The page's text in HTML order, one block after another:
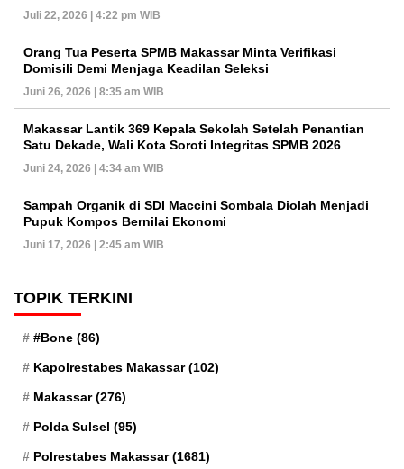
Juli 22, 2026 | 4:22 pm WIB
Orang Tua Peserta SPMB Makassar Minta Verifikasi
Domisili Demi Menjaga Keadilan Seleksi
Juni 26, 2026 | 8:35 am WIB
Makassar Lantik 369 Kepala Sekolah Setelah Penantian
Satu Dekade, Wali Kota Soroti Integritas SPMB 2026
Juni 24, 2026 | 4:34 am WIB
Sampah Organik di SDI Maccini Sombala Diolah Menjadi
Pupuk Kompos Bernilai Ekonomi
Juni 17, 2026 | 2:45 am WIB
TOPIK TERKINI
#Bone (86)
Kapolrestabes Makassar(102)
Makassar(276)
Polda Sulsel (95)
Polrestabes Makassar(1681)